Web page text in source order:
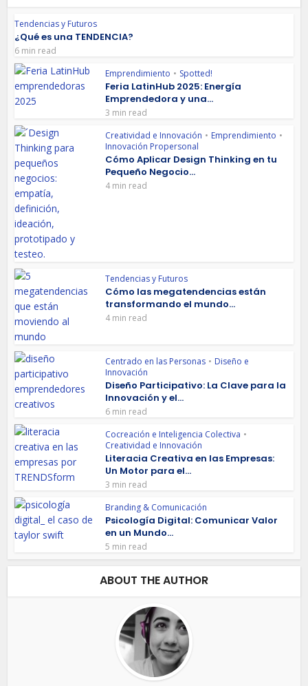
Tendencias y Futuros
¿Qué es una TENDENCIA?
6 min read
Emprendimiento • Spotted!
Feria LatinHub 2025: Energía
Emprendedora y una...
3 min read
Creatividad e Innovación • Emprendimiento •
Innovación Propersonal
Cómo Aplicar Design Thinking en tu
Pequeño Negocio...
4 min read
Tendencias y Futuros
Cómo las megatendencias están
transformando el mundo...
4 min read
Centrado en las Personas • Diseño e
Innovación
Diseño Participativo: La Clave para la
Innovación y el...
6 min read
Cocreación e Inteligencia Colectiva •
Creatividad e Innovación
Literacia Creativa en las Empresas:
Un Motor para el...
3 min read
Branding & Comunicación
Psicología Digital: Comunicar Valor
en un Mundo...
5 min read
ABOUT THE AUTHOR